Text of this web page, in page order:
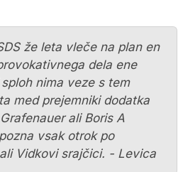
že leta vleče na plan en
dela ene
nima veze s tem
med prejemniki dodatka
ali Boris A
vsak otrok po
Vidkovi srajčici. - Levica